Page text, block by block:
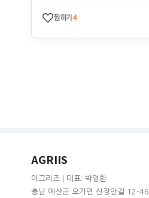
찜하기 4
AGRIIS
아그리즈 | 대표: 박영환
충남 예산군 오가면 신장안길 12-46